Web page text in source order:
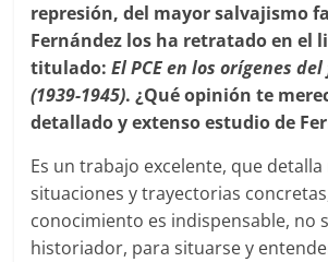
represión, del mayor salvajismo
Fernández los ha retratado en el
titulado:El PCE en los orígenes
(1939-1945). ¿Qué opinión te
detallado y extenso estudio de
Es un trabajo excelente, que detalla
situaciones y trayectorias
conocimiento es indispensable, no
historiador, para situarse y